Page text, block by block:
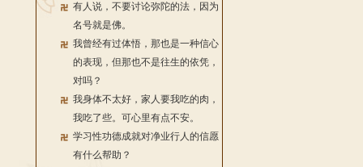
有人说，不要讨论弥陀的法，因为
名号就是佛。
我曾经有过体悟，那也是一种信心
的表现，但那也不是往生的依凭，
对吗？
我身体不太好，家人要我吃的肉，
我吃了些。可心里有点不安。
学习性功德成就对净业行人的信愿
有什么帮助？